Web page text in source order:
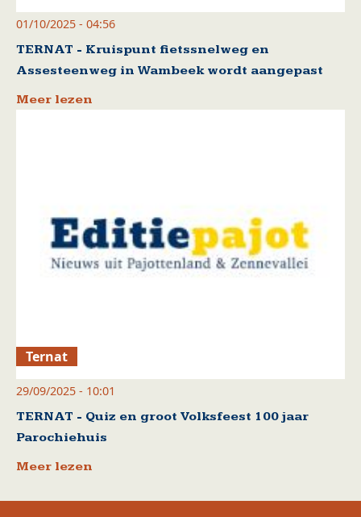
01/10/2025 - 04:56
TERNAT - Kruispunt fietssnelweg en
Assesteenweg in Wambeek wordt aangepast
Meer lezen
Ternat
29/09/2025 - 10:01
TERNAT - Quiz en groot Volksfeest 100 jaar
Parochiehuis
Meer lezen